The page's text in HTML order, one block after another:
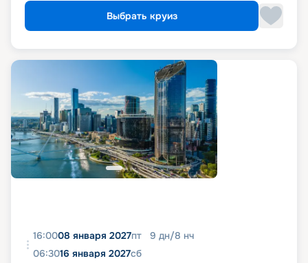
Выбрать круиз
16:0008 января 2027пт 9 дн/8 нч
06:3016 января 2027сб